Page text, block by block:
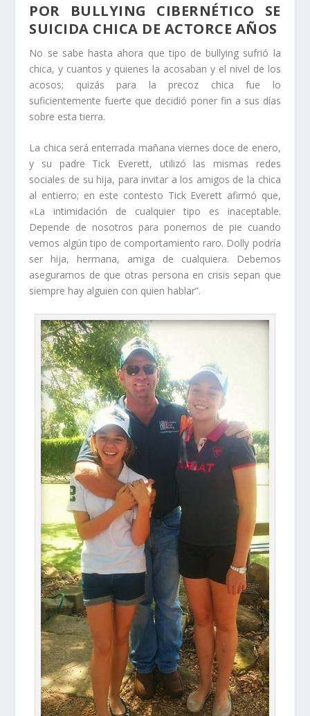
POR BULLYING CIBERNÉTICO SE
SUICIDA CHICA DE ACTORCE AÑOS
No se sabe hasta ahora que tipo de bullying sufrió la
chica, y cuantos y quienes la acosaban y el nivel de los
acosos; quizás para la precoz chica fue lo
suficientemente fuerte que decidió poner fin a sus días
sobre esta tierra.
La chica será enterrada mañana viernes doce de enero,
y su padre Tick Everett, utilizó las mismas redes
sociales de su hija, para invitar a los amigos de la chica
al entierro; en este contesto Tick Everett afirmó que,
«La intimidación de cualquier tipo es inaceptable.
Depende de nosotros para ponernos de pie cuando
vemos algún tipo de comportamiento raro. Dolly podría
ser hija, hermana, amiga de cualquiera. Debemos
asegurarnos de que otras persona en crisis sepan que
siempre hay alguien con quien hablar”.